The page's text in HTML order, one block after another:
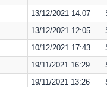
13/12/2021 14:07
13/12/2021 12:05
10/12/2021 17:43
19/11/2021 16:29
19/11/2021 13:26